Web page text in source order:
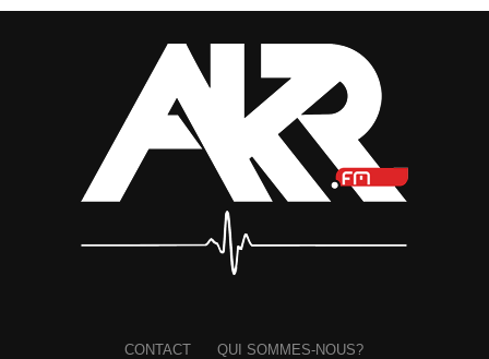
CONTACT QUI SOMMES-NOUS?